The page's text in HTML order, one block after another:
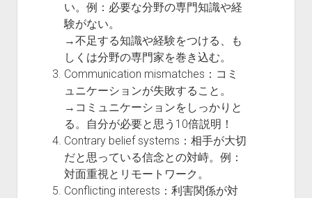
い。例：必要な分野の専門知識や経
験がない。
→不足する知識や経験をつける、も
しくは分野の専門家を巻き込む。
Communication mismatches：コミ
ュニケーションが失敗すること。
→コミュニケーションをしっかりと
る。自分が必要と思う10倍説明！
Contrary belief systems：相手が大切
だと思っている信念との対峙。例：
対面重視とリモートワーク。
Conflicting interests：利害関係が対